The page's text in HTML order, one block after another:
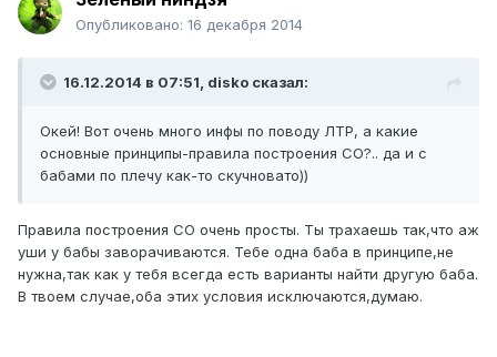
Опубликовано: 16 декабря 2014
16.12.2014 в 07:51, disko сказал:
Окей! Вот очень много инфы по поводу ЛТР, а какие
основные принципы-правила построения СО?.. да и с
бабами по плечу как-то скучновато))
Правила построения СО очень просты. Ты трахаешь так,что аж
уши у бабы заворачиваются. Тебе одна баба в принципе,не
нужна,так как у тебя всегда есть варианты найти другую баба.
В твоем случае,оба этих условия исключаются,думаю.